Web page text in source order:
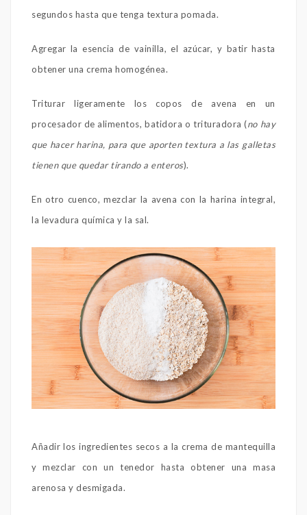
segundos hasta que tenga textura pomada.
Agregar la esencia de vainilla, el azúcar, y batir hasta
obtener una crema homogénea.
Triturar ligeramente los copos de avena en un
procesador de alimentos, batidora o trituradora (no hay
que hacer harina, para que aporten textura a las galletas
tienen que quedar tirando a enteros).
En otro cuenco, mezclar la avena con la harina integral,
la levadura química y la sal.
Añadir los ingredientes secos a la crema de mantequilla
y mezclar con un tenedor hasta obtener una masa
arenosa y desmigada.